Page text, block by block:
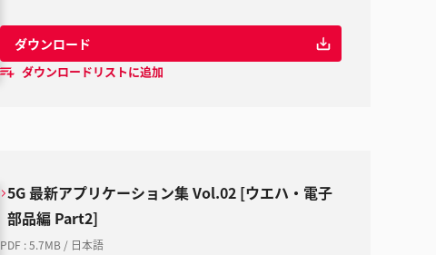
ダウンロード
ダウンロードリストに追加
5G 最新アプリケーション集 Vol.02 [ウエハ・電子
部品編 Part2]
PDF :5.7MB / 日本語